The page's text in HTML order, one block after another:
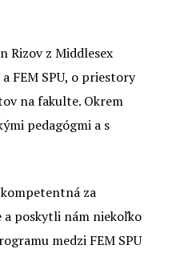
Rizov z Middlesex
FEM SPU, o priestory
na fakulte. Okrem
pedagógmi a s
za
a poskytli nám niekoľko
medzi FEM SPU